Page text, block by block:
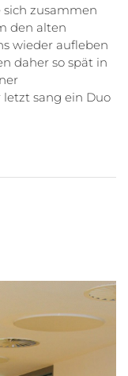
sich zusammen
den alten
wieder aufleben
daher so spät in
sang ein Duo